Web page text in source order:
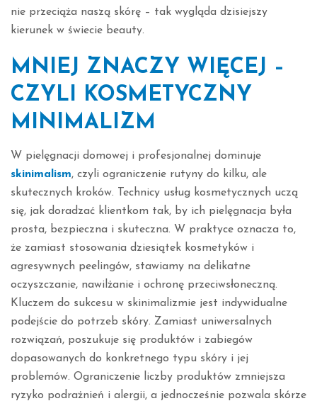
nie przeciąża naszą skórę – tak wygląda dzisiejszy
kierunek w świecie beauty.
MNIEJ ZNACZY WIĘCEJ –
CZYLI KOSMETYCZNY
MINIMALIZM
W pielęgnacji domowej i profesjonalnej dominuje
skinimalism, czyli ograniczenie rutyny do kilku, ale
skutecznych kroków. Technicy usług kosmetycznych uczą
się, jak doradzać klientkom tak, by ich pielęgnacja była
prosta, bezpieczna i skuteczna. W praktyce oznacza to,
że zamiast stosowania dziesiątek kosmetyków i
agresywnych peelingów, stawiamy na delikatne
oczyszczanie, nawilżanie i ochronę przeciwsłoneczną.
Kluczem do sukcesu w skinimalizmie jest indywidualne
podejście do potrzeb skóry. Zamiast uniwersalnych
rozwiązań, poszukuje się produktów i zabiegów
dopasowanych do konkretnego typu skóry i jej
problemów. Ograniczenie liczby produktów zmniejsza
ryzyko podrażnień i alergii, a jednocześnie pozwala skórze